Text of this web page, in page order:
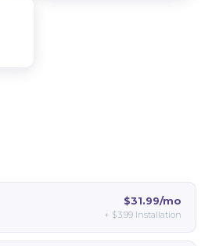
$31.99/mo
+ $3.99 Installation